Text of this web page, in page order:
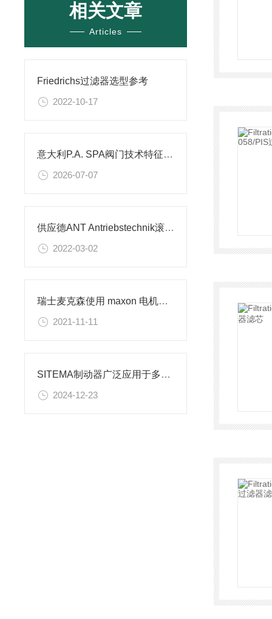
相关文章
Articles
Friedrichs过滤器选型参考
2022-10-17
意大利P.A. SPA阀门技术特征与全行业应用工况
2026-07-07
供应德ANT Antriebstechnik滚珠丝杠螺母
2022-03-02
瑞士麦克森使用 maxon 电机飞上高空
2021-11-11
SITEMA制动器广泛应用于多个领域
2024-12-23